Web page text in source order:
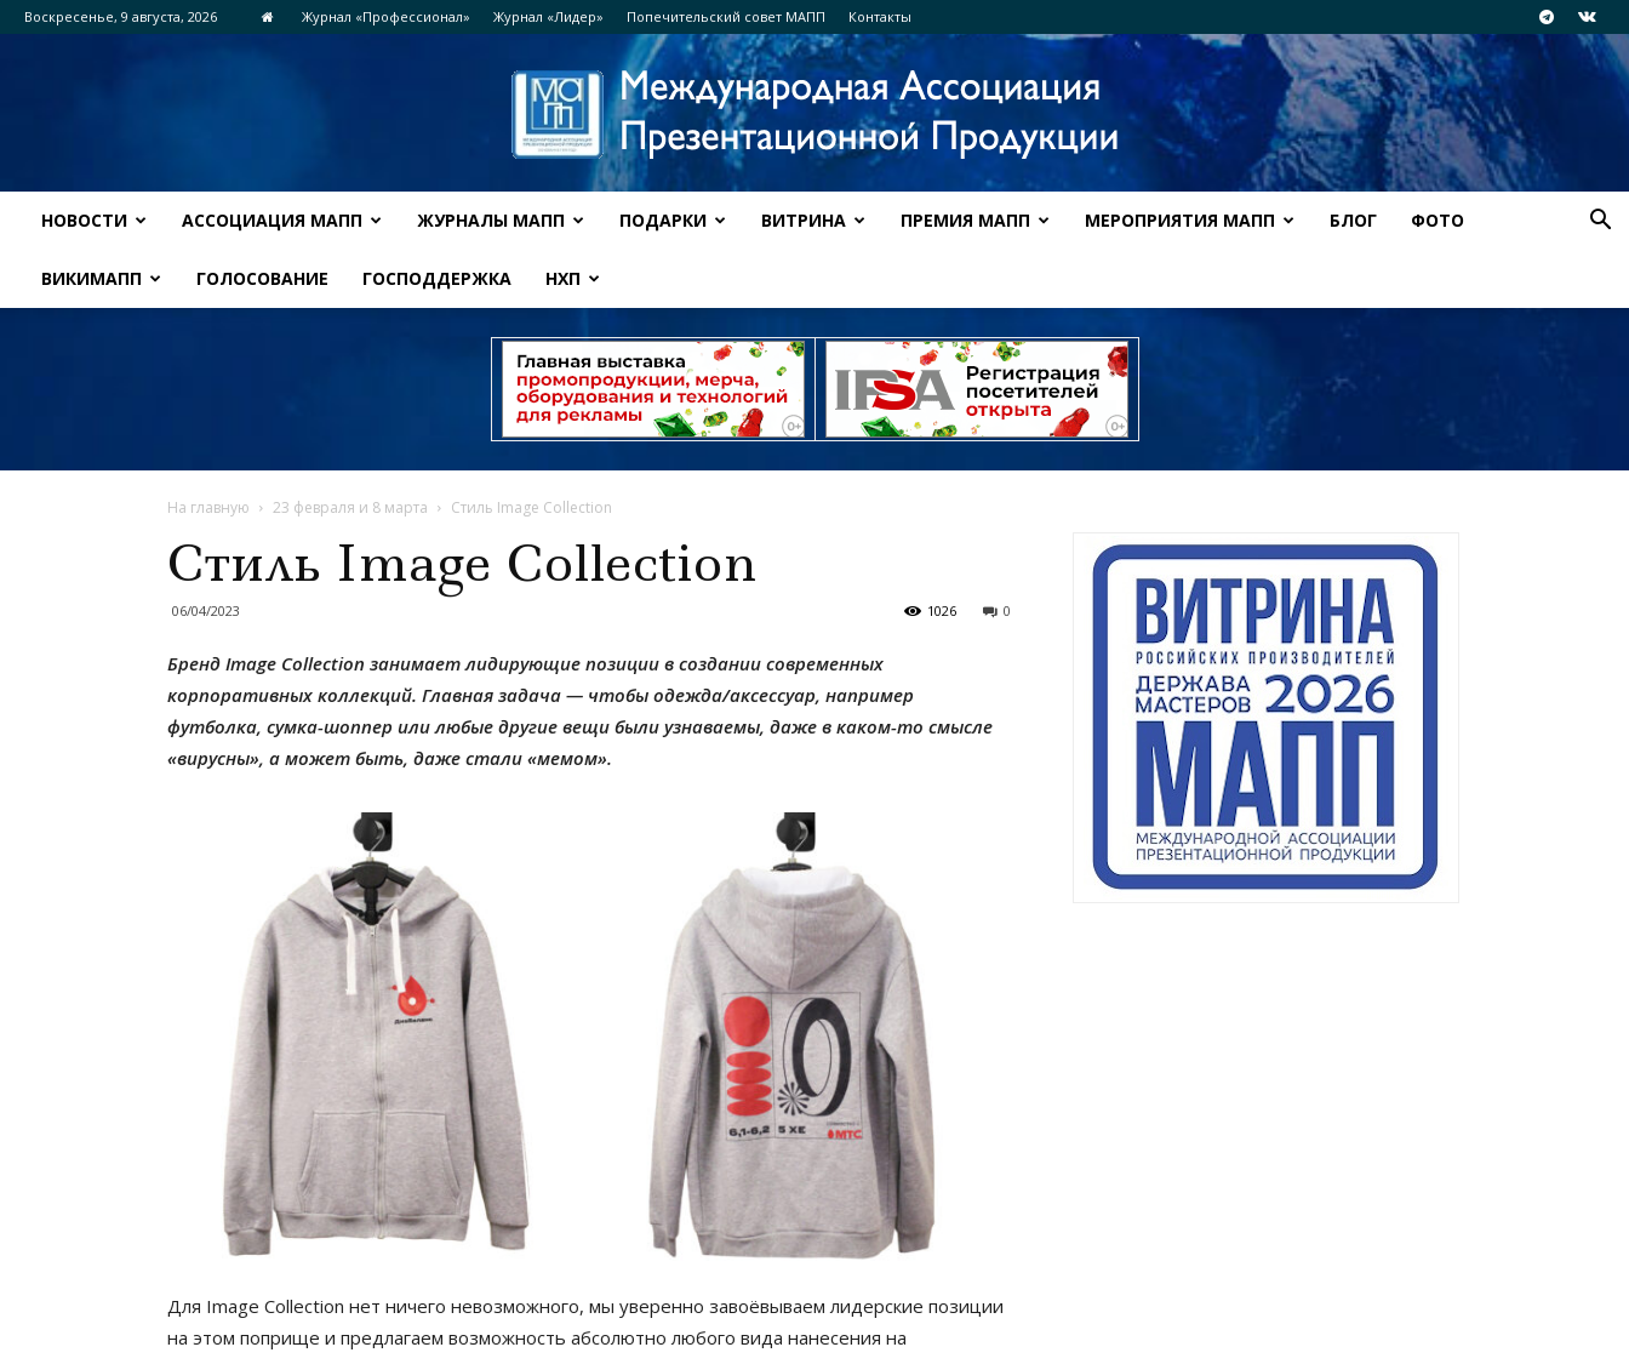
Воскресенье, 9 августа, 2026 Журнал «Профессионал» Журнал «Лидер» Попечительский совет МАПП Контакты
НОВОСТИ АССОЦИАЦИЯ МАПП ЖУРНАЛЫ МАПП ПОДАРКИ ВИТРИНА ПРЕМИЯ МАПП МЕРОПРИЯТИЯ МАПП БЛОГ ФОТО
ВИКИМАПП ГОЛОСОВАНИЕ ГОСПОДДЕРЖКА НХП
На главную 23 февраля и 8 марта Стиль Image Collection
Стиль Image Collection
06/04/2023 0
1026
Бренд Image Collection занимает лидирующие позиции в создании современных
корпоративных коллекций. Главная задача — чтобы одежда/аксессуар, например
футболка, сумка-шоппер или любые другие вещи были узнаваемы, даже в каком-то смысле
«вирусны», а может быть, даже стали «мемом».
Для Image Collection нет ничего невозможного, мы уверенно завоёвываем лидерские позиции
на этом поприще и предлагаем возможность абсолютно любого вида нанесения на